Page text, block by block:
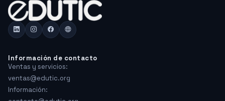
Información de contacto
Ventas y servicios:
ventas@edutic.org
Información: